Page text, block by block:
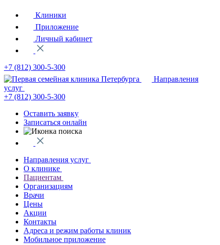
Клиники
Приложение
Личный кабинет
+7 (812) 300-5-300
Направления
услуг
+7 (812) 300-5-300
Оставить заявку
Записаться онлайн
Направления услуг
О клинике
Пациентам
Организациям
Врачи
Цены
Акции
Контакты
Адреса и режим работы клиник
Мобильное приложение